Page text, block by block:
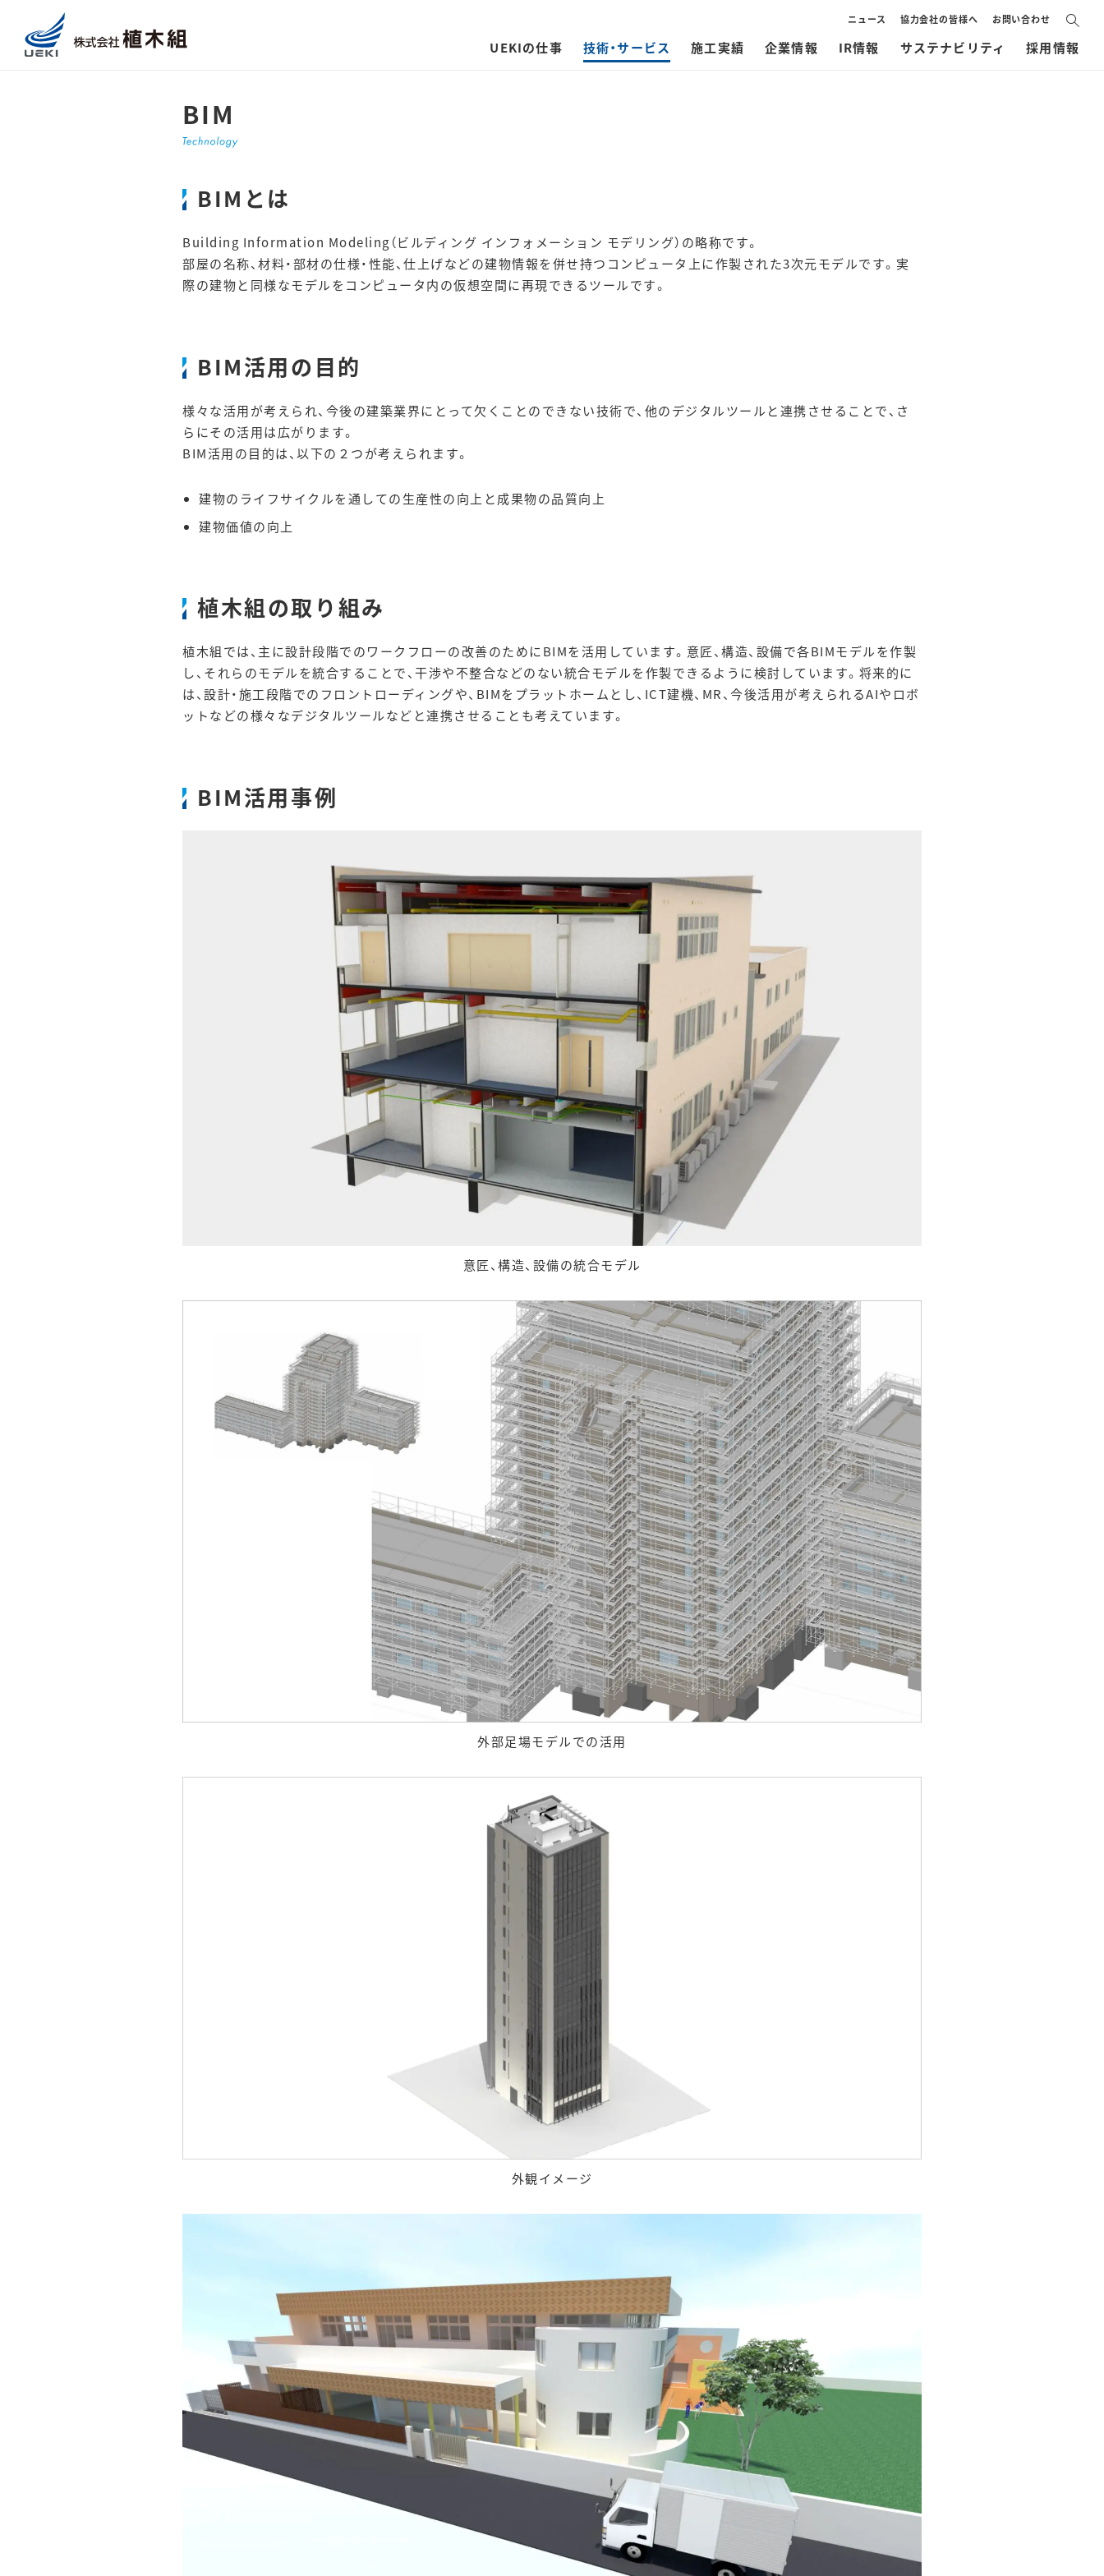
UEKIの仕事 技術・サービス 施工実績 企業情報 IR情報 サステナビリティ 採用情報
ニュース 協力会社の皆様へ お問い合わせ
BIM
BIMとは
Building Information Modeling（ビルディング インフォメーション モデリング）の略称です。
部屋の名称、材料・部材の仕様・性能、仕上げなどの建物情報を併せ持つコンピュータ上に作製された3次元モデルです。実
際の建物と同様なモデルをコンピュータ内の仮想空間に再現できるツールです。
BIM活用の目的
様々な活用が考えられ、今後の建築業界にとって欠くことのできない技術で、他のデジタルツールと連携させることで、さ
らにその活用は広がります。
BIM活用の目的は、以下の２つが考えられます。
建物のライフサイクルを通しての生産性の向上と成果物の品質向上
建物価値の向上
植木組の取り組み
植木組では、主に設計段階でのワークフローの改善のためにBIMを活用しています。意匠、構造、設備で各BIMモデルを作製
し、それらのモデルを統合することで、干渉や不整合などのない統合モデルを作製できるように検討しています。将来的に
は、設計・施工段階でのフロントローディングや、BIMをプラットホームとし、ICT建機、MR、今後活用が考えられるAIやロボ
ットなどの様々なデジタルツールなどと連携させることも考えています。
BIM活用事例
意匠、構造、設備の統合モデル
外部足場モデルでの活用
外観イメージ